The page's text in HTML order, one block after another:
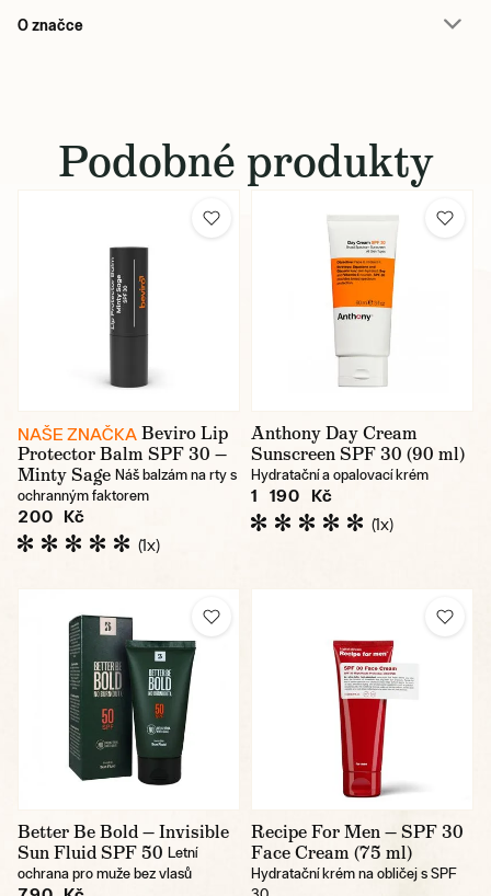
O značce
Podobné produkty
NAŠE ZNAČKA Beviro Lip
Protector Balm SPF 30 —
Minty Sage Náš balzám na rty s
ochranným faktorem
200 Kč
(1x)
Anthony Day Cream
Sunscreen SPF 30 (90 ml)
Hydratační a opalovací krém
1 190 Kč
(1x)
Better Be Bold — Invisible
Sun Fluid SPF 50 Letní
ochrana pro muže bez vlasů
Recipe For Men — SPF 30
Face Cream (75 ml)
Hydratační krém na obličej s SPF